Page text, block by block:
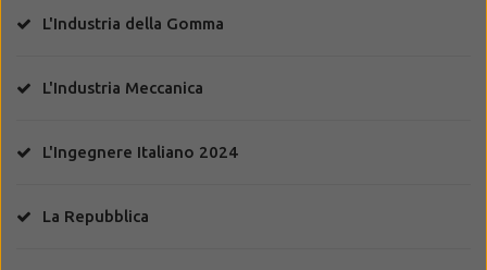
L'Industria della Gomma
L'Industria Meccanica
L'Ingegnere Italiano 2024
La Repubblica